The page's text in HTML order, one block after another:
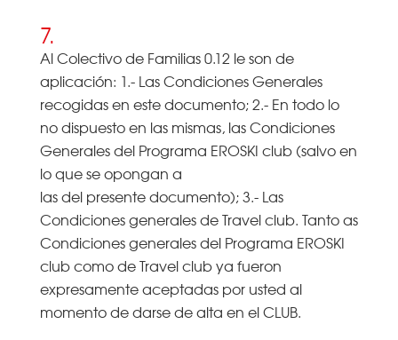
7.
Al Colectivo de Familias 0.12 le son de
aplicación: 1.- Las Condiciones Generales
recogidas en este documento; 2.- En todo lo
no dispuesto en las mismas, las Condiciones
Generales del Programa EROSKI club (salvo en
lo que se opongan a
las del presente documento); 3.- Las
Condiciones generales de Travel club. Tanto as
Condiciones generales del Programa EROSKI
club como de Travel club ya fueron
expresamente aceptadas por usted al
momento de darse de alta en el CLUB.